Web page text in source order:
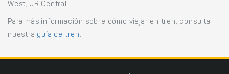
West, JR Central.
Para más información sobre cómo viajar en tren, consulta
nuestra guía de tren .